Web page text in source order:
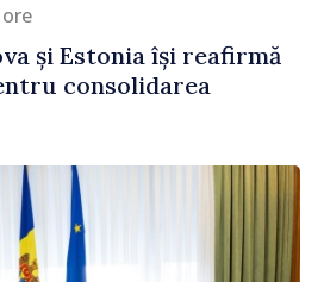
ore
și Estonia își reafirmă
consolidarea